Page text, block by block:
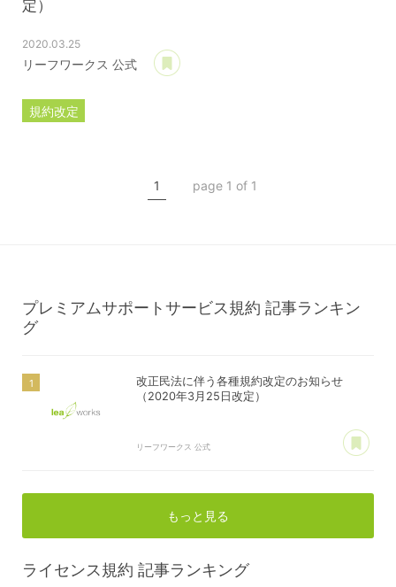
定）
2020.03.25
リーフワークス 公式
規約改定
1 page 1 of 1
プレミアムサポートサービス規約 記事ランキン
グ
改正民法に伴う各種規約改定のお知らせ
（2020年3月25日改定）
リーフワークス 公式
もっと見る
ライセンス規約 記事ランキング